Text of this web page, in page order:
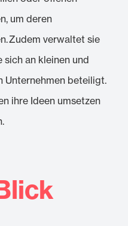
um deren
Zudem verwaltet sie
sich an kleinen und
Unternehmen beteiligt.
ihre Ideen umsetzen